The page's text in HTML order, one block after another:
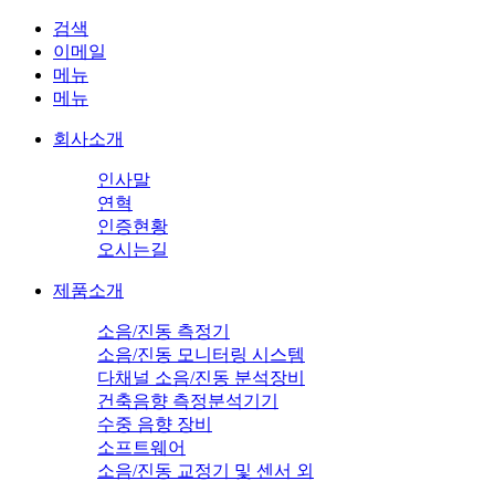
검색
이메일
메뉴
메뉴
회사소개
인사말
연혁
인증현황
오시는길
제품소개
소음/진동 측정기
소음/진동 모니터링 시스템
다채널 소음/진동 분석장비
건축음향 측정분석기기
수중 음향 장비
소프트웨어
소음/진동 교정기 및 센서 외